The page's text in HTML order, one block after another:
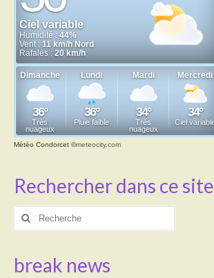
Météo Condorcet ©meteocity.com
Rechercher dans ce site
Rechercher
break news